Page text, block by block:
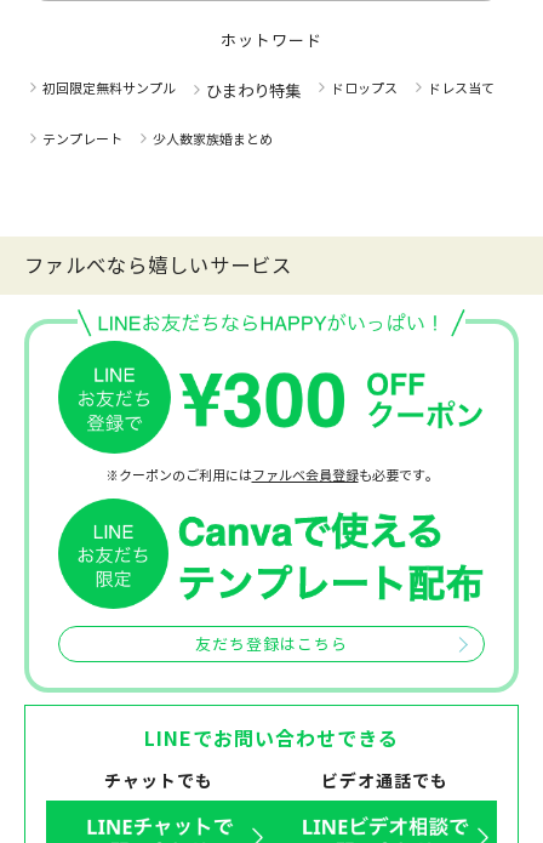
ホットワード
初回限定無料サンプル ひまわり特集 ドロップス ドレス当て
テンプレート 少人数家族婚まとめ
ファルべなら嬉しいサービス
※クーポンのご利用にはファルベ会員登録も必要です。
友だち登録はこちら
LINEでお問い合わせできる
チャットでも ビデオ通話でも